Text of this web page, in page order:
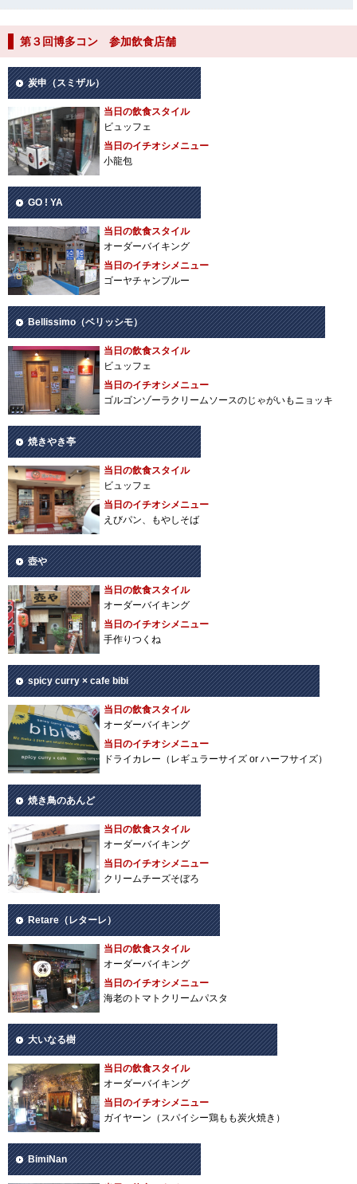
第３回博多コン 参加飲食店舗
炭申（スミザル）
当日の飲食スタイル
ビュッフェ
当日のイチオシメニュー
小龍包
GO ! YA
当日の飲食スタイル
オーダーバイキング
当日のイチオシメニュー
ゴーヤチャンプルー
Bellissimo（ベリッシモ）
当日の飲食スタイル
ビュッフェ
当日のイチオシメニュー
ゴルゴンゾーラクリームソースのじゃがいもニョッキ
焼きやき亭
当日の飲食スタイル
ビュッフェ
当日のイチオシメニュー
えびパン、もやしそば
壺や
当日の飲食スタイル
オーダーバイキング
当日のイチオシメニュー
手作りつくね
spicy curry × cafe bibi
当日の飲食スタイル
オーダーバイキング
当日のイチオシメニュー
ドライカレー（レギュラーサイズ or ハーフサイズ）
焼き鳥のあんど
当日の飲食スタイル
オーダーバイキング
当日のイチオシメニュー
クリームチーズそぼろ
Retare（レターレ）
当日の飲食スタイル
オーダーバイキング
当日のイチオシメニュー
海老のトマトクリームパスタ
大いなる樹
当日の飲食スタイル
オーダーバイキング
当日のイチオシメニュー
ガイヤーン（スパイシー鶏もも炭火焼き）
BimiNan